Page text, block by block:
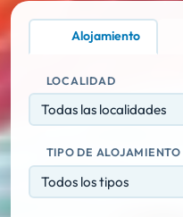
Alojamiento
LOCALIDAD
Todas las localidades
TIPO DE ALOJAMIENTO
Todos los tipos